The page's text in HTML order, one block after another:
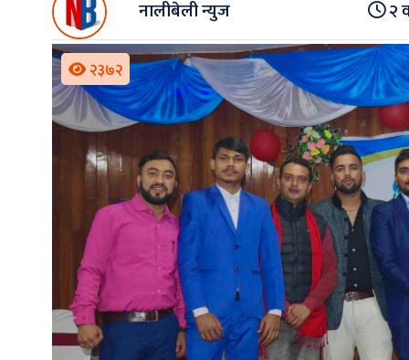
नालीबेली न्युज २
२३७२